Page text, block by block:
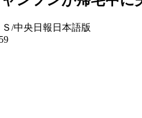
/中央日報日本語版